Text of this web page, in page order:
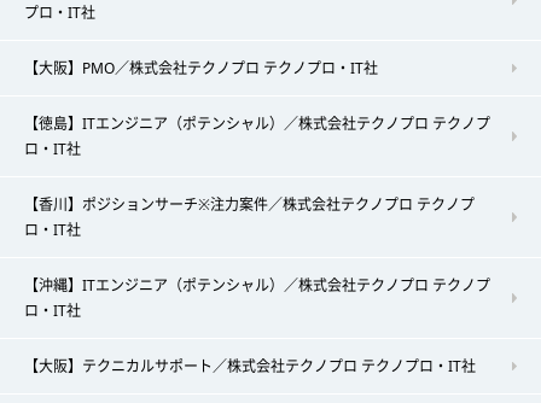
プロ・IT社
【大阪】PMO／株式会社テクノプロ テクノプロ・IT社
【徳島】ITエンジニア（ポテンシャル）／株式会社テクノプロ テクノプ
ロ・IT社
【香川】ポジションサーチ※注力案件／株式会社テクノプロ テクノプ
ロ・IT社
【沖縄】ITエンジニア（ポテンシャル）／株式会社テクノプロ テクノプ
ロ・IT社
【大阪】テクニカルサポート／株式会社テクノプロ テクノプロ・IT社